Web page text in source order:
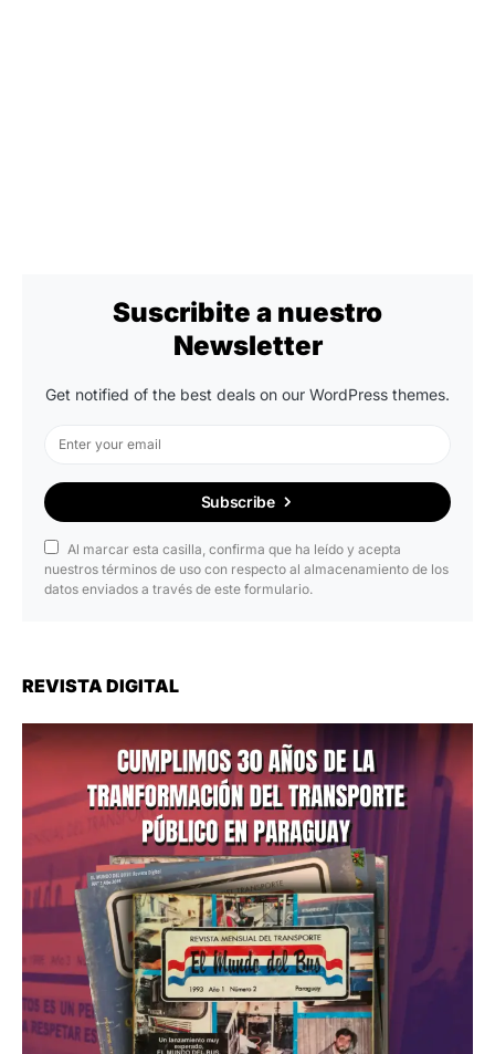
Suscribite a nuestro
Newsletter
Get notified of the best deals on our WordPress themes.
Subscribe
Al marcar esta casilla, confirma que ha leído y acepta
nuestros términos de uso con respecto al almacenamiento de los
datos enviados a través de este formulario.
REVISTA DIGITAL